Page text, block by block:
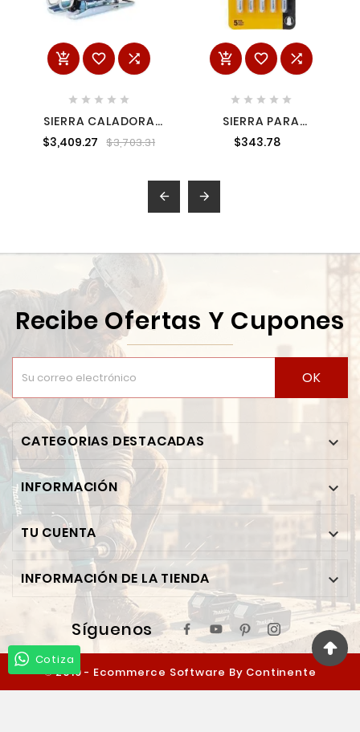
  
    
SIERRA CALADORA
PENDULAR 560 W 0-
3,100 CPM ZANCO
$3,409.27 $3,703.31
  
    
SIERRA PARA
CALADORA 24DPP
ZANCO "T"
$343.78
 
Recibe Ofertas Y Cupones
OK
CATEGORIAS DESTACADAS 
INFORMACIÓN 
TU CUENTA 
INFORMACIÓN DE LA TIENDA 
Síguenos
© 2019 - Ecommerce Software By Continente
Ferretero™
Cotiza